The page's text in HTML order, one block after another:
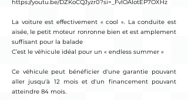
https://youtu.be/DZKoCQJyzr0?si=_FvIOAIotEP7OXHz
La voiture est effectivement « cool ». La conduite est
aisée, le petit moteur ronronne bien et est amplement
suffisant pour la balade
C’est le véhicule idéal pour un « endless summer »
Ce véhicule peut bénéficier d'une garantie pouvant
aller jusqu'à 12 mois et d'un financement pouvant
atteindre 84 mois.